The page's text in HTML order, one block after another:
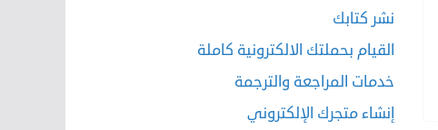
نشر كتابك
القيام بحملتك الالكترونية كاملة
خدمات المراجعة والترجمة
إنشاء متجرك الإلكتروني